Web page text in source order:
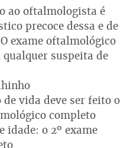
ao oftalmologista é
precoce dessa e de
exame oftalmológico
suspeita de
de vida deve ser feito o
completo
idade: o 2º exame